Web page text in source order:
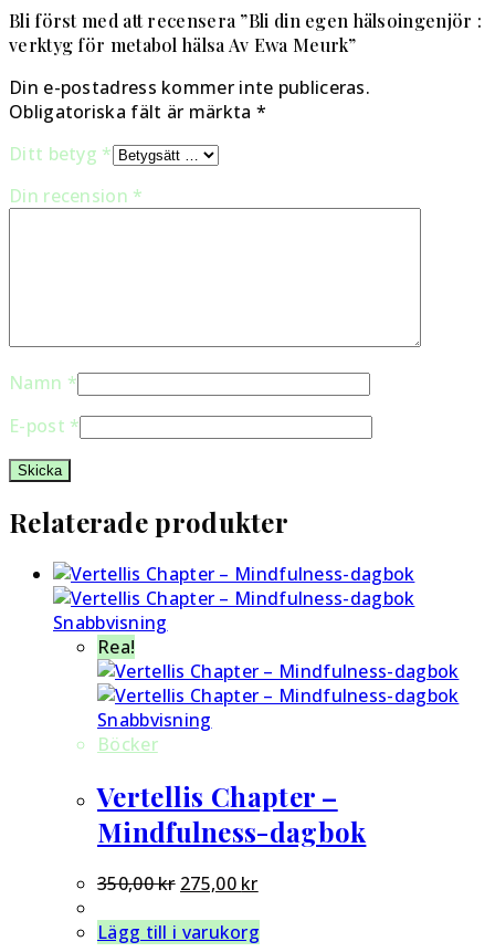
Bli först med att recensera ”Bli din egen hälsoingenjör :
verktyg för metabol hälsa Av Ewa Meurk”
Din e-postadress kommer inte publiceras.
Obligatoriska fält är märkta *
Ditt betyg *
Din recension *
Namn *
E-post *
Relaterade produkter
Snabbvisning
Rea!
Snabbvisning
Böcker
Vertellis Chapter –
Mindfulness-dagbok
350,00kr Det
priset
275,00 krDet
priset
Lägg till i varukorg